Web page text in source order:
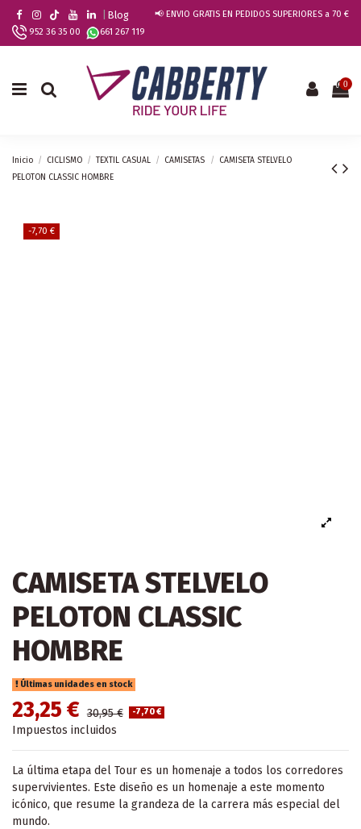
Blog
📢 ENVIO GRATIS EN PEDIDOS SUPERIORES a 70 €
952 36 35 00
661 267 119
0
Inicio CICLISMO TEXTIL CASUAL CAMISETAS
CAMISETA STELVELO
PELOTON CLASSIC HOMBRE
-7,70 €
CAMISETA STELVELO
PELOTON CLASSIC
HOMBRE
Últimas unidades en stock
23,25 € 30,95 € -7,70 €
Impuestos incluidos
La última etapa del Tour es un homenaje a todos los corredores
supervivientes. Este diseño es un homenaje a este momento
icónico, que resume la grandeza de la carrera más especial del
mundo.